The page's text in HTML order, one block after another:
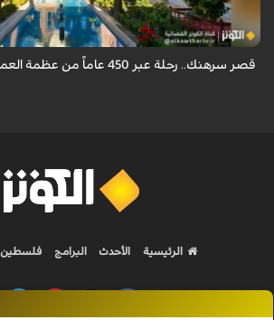
لأربعة عصور تاريخية وشاهداً على عبق العمارة الإيرانية.
قصر سرهنك.. رحلة عبر 450 عاماً من عظمة العمارة الإيرانية
الرئيسية الأحدث البرامج فلسطين